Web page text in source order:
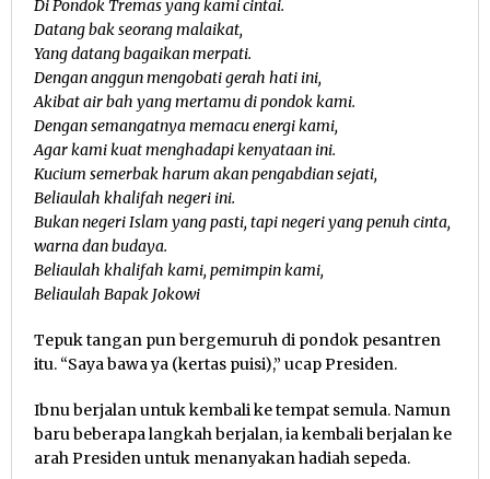
Di Pondok Tremas yang kami cintai.
Datang bak seorang malaikat,
Yang datang bagaikan merpati.
Dengan anggun mengobati gerah hati ini,
Akibat air bah yang mertamu di pondok kami.
Dengan semangatnya memacu energi kami,
Agar kami kuat menghadapi kenyataan ini.
Kucium semerbak harum akan pengabdian sejati,
Beliaulah khalifah negeri ini.
Bukan negeri Islam yang pasti, tapi negeri yang penuh cinta,
warna dan budaya.
Beliaulah khalifah kami, pemimpin kami,
Beliaulah Bapak Jokowi
Tepuk tangan pun bergemuruh di pondok pesantren
itu. “Saya bawa ya (kertas puisi),” ucap Presiden.
Ibnu berjalan untuk kembali ke tempat semula. Namun
baru beberapa langkah berjalan, ia kembali berjalan ke
arah Presiden untuk menanyakan hadiah sepeda.